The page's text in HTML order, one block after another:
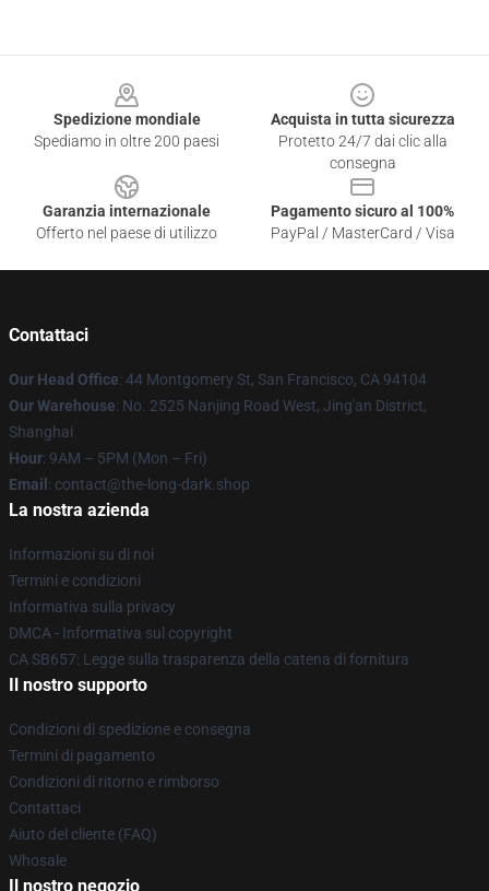
Spedizione mondiale
Spediamo in oltre 200 paesi
Acquista in tutta sicurezza
Protetto 24/7 dai clic alla
consegna
Garanzia internazionale
Offerto nel paese di utilizzo
Pagamento sicuro al 100%
PayPal / MasterCard / Visa
Contattaci
Our Head Office: 44 Montgomery St, San Francisco, CA 94104
Our Warehouse: No. 2525 Nanjing Road West, Jing'an District,
Shanghai
Hour: 9AM – 5PM (Mon – Fri)
Email : contact@the-long-dark.shop
La nostra azienda
Informazioni su di noi
Termini e condizioni
Informativa sulla privacy
DMCA - Informativa sul copyright
CA SB657: Legge sulla trasparenza della catena di fornitura
Il nostro supporto
Condizioni di spedizione e consegna
Termini di pagamento
Condizioni di ritorno e rimborso
Contattaci
Aiuto del cliente (FAQ)
Whosale
Il nostro negozio